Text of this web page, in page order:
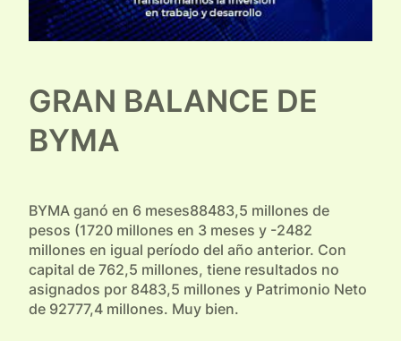
GRAN BALANCE DE
BYMA
BYMA ganó en 6 meses88483,5 millones de
pesos (1720 millones en 3 meses y -2482
millones en igual período del año anterior. Con
capital de 762,5 millones, tiene resultados no
asignados por 8483,5 millones y Patrimonio Neto
de 92777,4 millones. Muy bien.